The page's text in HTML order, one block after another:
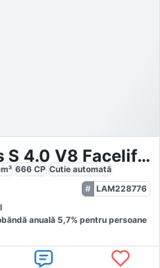
Lamborghini Urus S 4.0 V8 Facelift MY2024
666 CP Cutie automată
LAM228776
anuală 5,7% pentru persoane